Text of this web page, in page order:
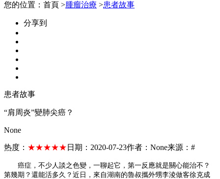
您的位置：首頁 >腫瘤治療 >患者故事
分享到
患者故事
“肩周炎”變肺尖癌？
None
热度： ★★★★★ 日期： 2020-07-23作者： None来源： #
癌症，不少人談之色變，一聊起它，第一反應就是關心能治不？
第幾期？還能活多久？近日，來自湖南的魯叔攜外甥李淩做客徐克成